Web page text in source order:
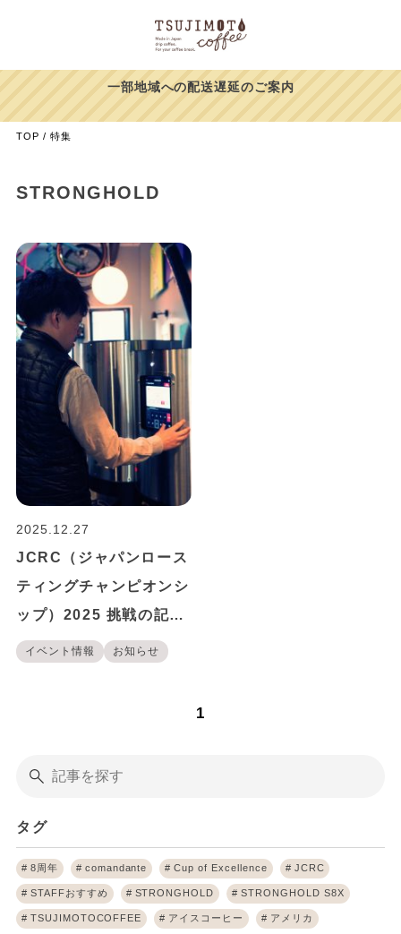
一部地域への配送遅延のご案内
TOP 特集
STRONGHOLD
2025.12.27
JCRC（ジャパンロース
ティングチャンピオンシ
ップ）2025 挑戦の記録
｜美味しいコーヒー焙煎
イベント情報 お知らせ
1
タグ
8周年 comandante Cup of Excellence JCRC
STAFFおすすめ STRONGHOLD STRONGHOLD S8X
TSUJIMOTOCOFFEE アイスコーヒー アメリカ